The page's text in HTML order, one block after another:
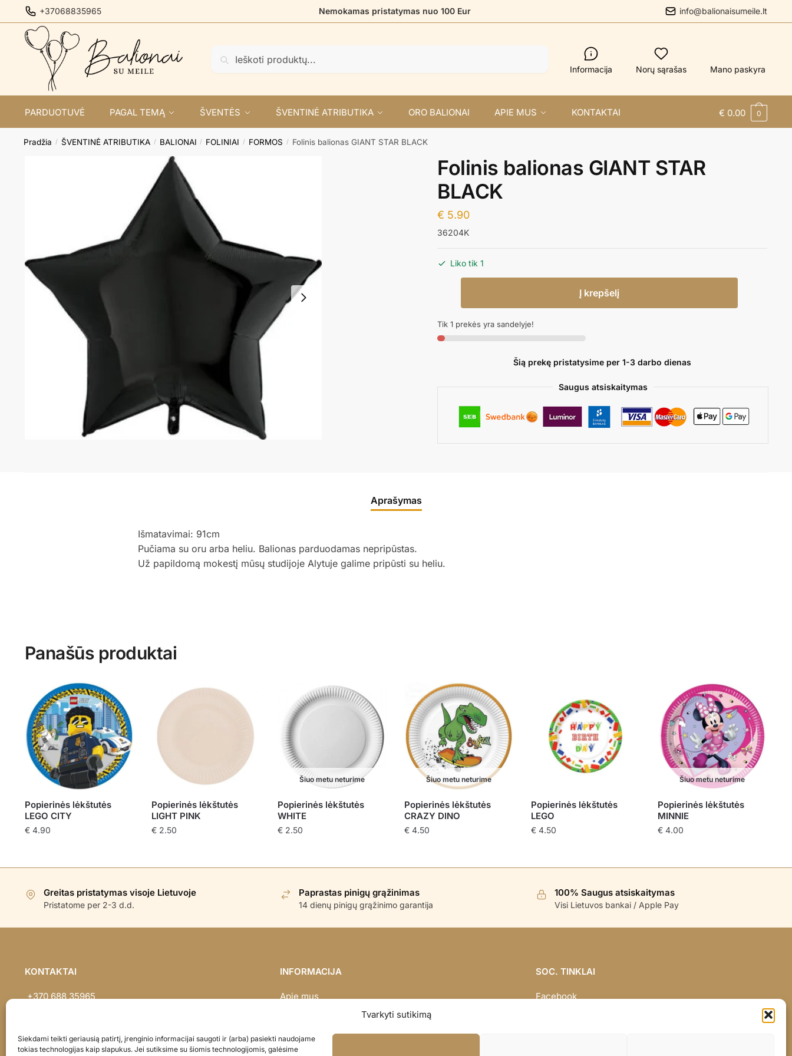
Tvarkyti sutikimą
Siekdami teikti geriausią patirtį, įrenginio informacijai saugoti ir (arba) pasiekti naudojame
tokias technologijas kaip slapukus. Jei sutiksime su šiomis technologijomis, galėsime
to
navigation
to
content
+37068835965 Nemokamas pristatymas nuo 100 Eur info@balionaisumeile.lt
Informacija Norų sąrašas Mano paskyra
PARDUOTUVĖ PAGAL TEMĄ ŠVENTĖS ŠVENTINĖ ATRIBUTIKA ORO BALIONAI APIE MUS KONTAKTAI € 0.00 0
Pradžia / ŠVENTINĖ ATRIBUTIKA / BALIONAI / FOLINIAI / FORMOS / Folinis balionas GIANT STAR BLACK
Folinis balionas GIANT STAR
BLACK
€ 5.90
36204K
Liko tik 1
balionas
GIANT
Į krepšelį
Tik 1 prekės yra sandelyje!
Šią prekę pristatysime per 1-3 darbo dienas
Saugus atsiskaitymas
Aprašymas
Išmatavimai: 91cm
Pučiama su oru arba heliu. Balionas parduodamas nepripūstas.
Už papildomą mokestį mūsų studijoje Alytuje galime pripūsti su heliu.
Panašūs produktai
Popierinės lėkštutės
LEGO CITY
€4.90
Popierinės lėkštutės
LIGHT PINK
€2.50
Šiuo metu neturime
Popierinės lėkštutės
WHITE
€ 2.50
Šiuo metu neturime
Popierinės lėkštutės
CRAZY DINO
€ 4.50
Popierinės lėkštutės
LEGO
€ 4.50
Šiuo metu neturime
Popierinės lėkštutės
MINNIE
€4.00
Greitas pristatymas visoje Lietuvoje
Pristatome per 2-3 d.d.
Paprastas pinigų grąžinimas
14 dienų pinigų grąžinimo garantija
100% Saugus atsiskaitymas
Visi Lietuvos bankai / Apple Pay
KONTAKTAI
+370 688 35965
INFORMACIJA
Apie mus
Privatumo politika
SOC. TINKLAI
Facebook